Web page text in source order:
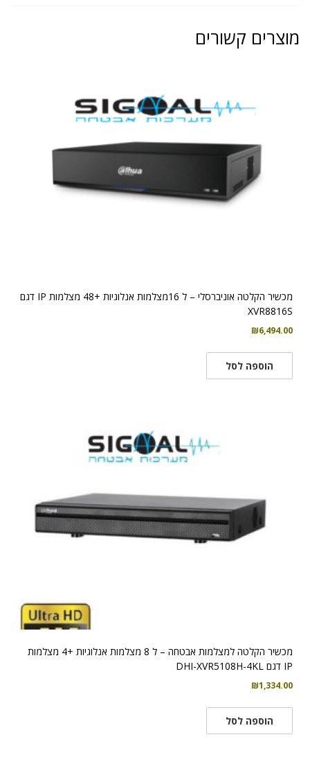
מוצרים קשורים
מכשיר הקלטה אוניברסלי – ל 16מצלמות אנלוגיות +48 מצלמות IP דגם
XVR8816S
₪6,494.00
הוספה לסל
מכשיר הקלטה למצלמות אבטחה – ל 8 מצלמות אנלוגיות +4 מצלמות
IP דגם DHI-XVR5108H-4KL
₪1,334.00
הוספה לסל